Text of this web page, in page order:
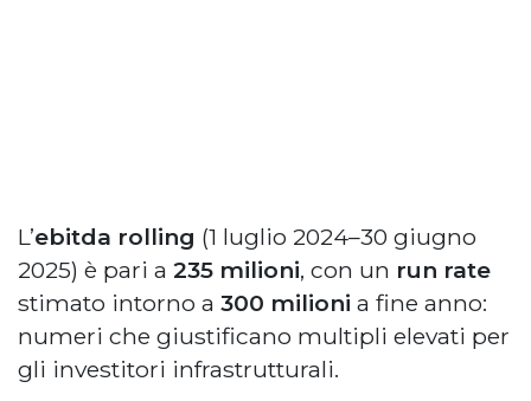
L’ebitda rolling (1 luglio 2024–30 giugno
2025) è pari a 235 milioni, con un run rate
stimato intorno a 300 milioni a fine anno:
numeri che giustificano multipli elevati per
gli investitori infrastrutturali.